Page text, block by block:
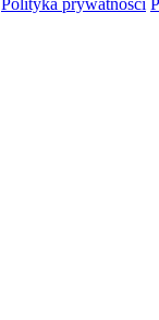
Polityka prywatności